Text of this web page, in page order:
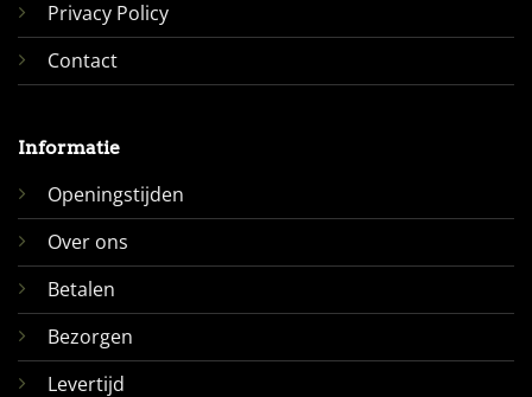
Privacy Policy
Contact
Informatie
Openingstijden
Over ons
Betalen
Bezorgen
Levertijd